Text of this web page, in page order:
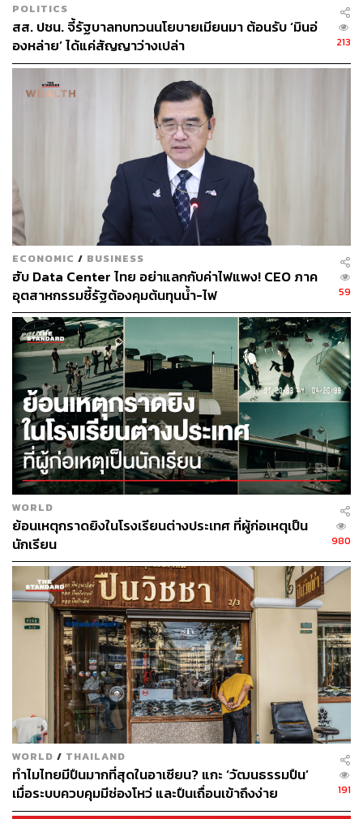
ABOUT THE AUTHOR
THE STANDARD TEAM
กองบรรณาธิการ THE STANDARD
POLITICS
สส. ปชน. จี้รัฐบาลทบทวนนโยบายเมียนมา ต้อนรับ ‘มินอ่
องหล่าย’ ได้แค่สัญญาว่างเปล่า
213
ECONOMIC / BUSINESS
ฮับ Data Center ไทย อย่าแลกกับค่าไฟแพง! CEO ภาค
อุตสาหกรรมชี้รัฐต้องคุมต้นทุนน้ำ-ไฟ
59
WORLD
ย้อนเหตุกราดยิงในโรงเรียนต่างประเทศ ที่ผู้ก่อเหตุเป็น
นักเรียน
980
WORLD / THAILAND
ทำไมไทยมีปืนมากที่สุดในอาเซียน? แกะ ‘วัฒนธรรมปืน’
เมื่อระบบควบคุมมีช่องโหว่ และปืนเถื่อนเข้าถึงง่าย
191